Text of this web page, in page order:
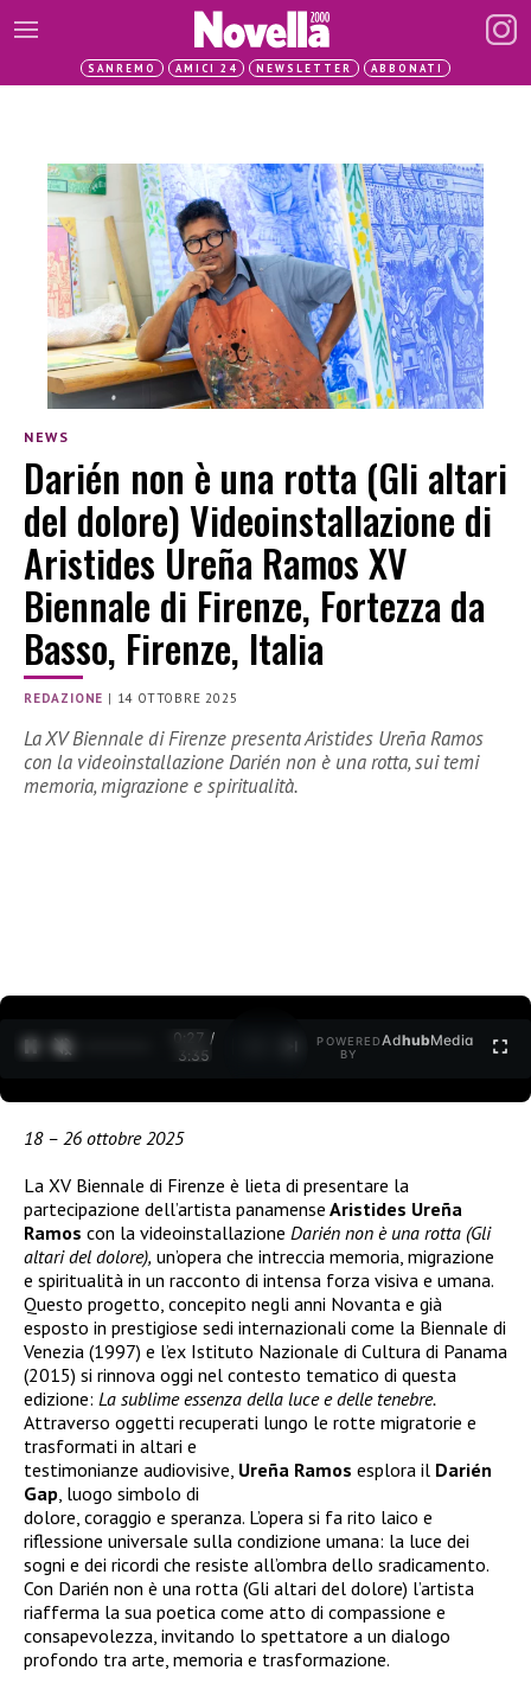
SANREMO AMICI 24 NEWSLETTER ABBONATI
NEWS
Darién non è una rotta (Gli altari
del dolore) Videoinstallazione di
Aristides Ureña Ramos XV
Biennale di Firenze, Fortezza da
Basso, Firenze, Italia
REDAZIONE | 14 OTTOBRE 2025
La XV Biennale di Firenze presenta Aristides Ureña Ramos
con la videoinstallazione Darién non è una rotta, sui temi
memoria, migrazione e spiritualità.
0:28 /
3:35
POWERED
BY
AdhubMedia
18 – 26 ottobre 2025
La XV Biennale di Firenze è lieta di presentare la
partecipazione dell’artista panamense Aristides Ureña
Ramos con la videoinstallazione Darién non è una rotta (Gli
altari del dolore), un’opera che intreccia memoria, migrazione
e spiritualità in un racconto di intensa forza visiva e umana.
Questo progetto, concepito negli anni Novanta e già
esposto in prestigiose sedi internazionali come la Biennale di
Venezia (1997) e l’ex Istituto Nazionale di Cultura di Panama
(2015) si rinnova oggi nel contesto tematico di questa
edizione: La sublime essenza della luce e delle tenebre.
Attraverso oggetti recuperati lungo le rotte migratorie e
trasformati in altari e
testimonianze audiovisive, Ureña Ramos esplora il Darién
Gap , luogo simbolo di
dolore, coraggio e speranza. L’opera si fa rito laico e
riflessione universale sulla condizione umana: la luce dei
sogni e dei ricordi che resiste all’ombra dello sradicamento.
Con Darién non è una rotta (Gli altari del dolore) l’artista
riafferma la sua poetica come atto di compassione e
consapevolezza, invitando lo spettatore a un dialogo
profondo tra arte, memoria e trasformazione.